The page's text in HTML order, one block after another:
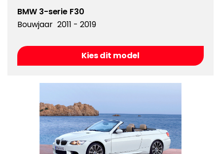
BMW 3-serie F30
Bouwjaar 2011 - 2019
Kies dit model